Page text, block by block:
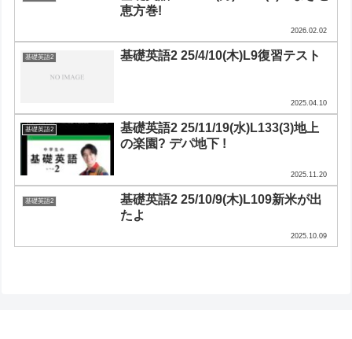
恵方巻!
2026.02.02
基礎英語2 基礎英語2 25/4/10(木)L9復習テスト
2025.04.10
基礎英語2
基礎英語2 25/11/19(水)L133(3)地上
の楽園? デパ地下 !
2025.11.20
基礎英語2
基礎英語2 25/10/9(木)L109新米が出
たよ
2025.10.09